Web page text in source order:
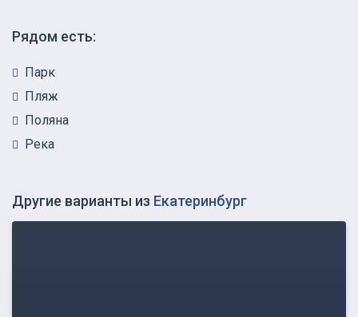
Рядом есть:
Парк
Пляж
Поляна
Река
Другие варианты из Екатеринбург